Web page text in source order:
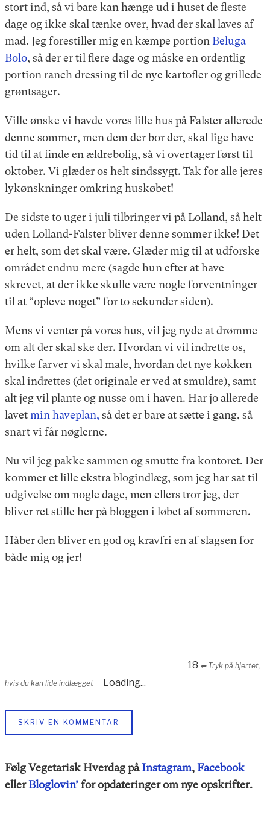
stort ind, så vi bare kan hænge ud i huset de fleste
dage og ikke skal tænke over, hvad der skal laves af
mad. Jeg forestiller mig en kæmpe portion Beluga
Bolo, så der er til flere dage og måske en ordentlig
portion ranch dressing til de nye kartofler og grillede
grøntsager.
Ville ønske vi havde vores lille hus på Falster allerede
denne sommer, men dem der bor der, skal lige have
tid til at finde en ældrebolig, så vi overtager først til
oktober. Vi glæder os helt sindssygt. Tak for alle jeres
lykønskninger omkring huskøbet!
De sidste to uger i juli tilbringer vi på Lolland, så helt
uden Lolland-Falster bliver denne sommer ikke! Det
er helt, som det skal være. Glæder mig til at udforske
området endnu mere (sagde hun efter at have
skrevet, at der ikke skulle være nogle forventninger
til at “opleve noget” for to sekunder siden).
Mens vi venter på vores hus, vil jeg nyde at drømme
om alt der skal ske der. Hvordan vi vil indrette os,
hvilke farver vi skal male, hvordan det nye køkken
skal indrettes (det originale er ved at smuldre), samt
alt jeg vil plante og nusse om i haven. Har jo allerede
lavetmin haveplan, så det er bare at sætte i gang, så
snart vi får nøglerne.
Nu vil jeg pakke sammen og smutte fra kontoret. Der
kommer et lille ekstra blogindlæg, som jeg har sat til
udgivelse om nogle dage, men ellers tror jeg, der
bliver ret stille her på bloggen i løbet af sommeren.
Håber den bliver en god og kravfri en af slagsen for
både mig og jer!
18 ⬅︎ Tryk på hjertet,
hvis du kan lide indlægget
Loading...
SKRIV EN KOMMENTAR
Følg Vegetarisk Hverdag påInstagram,Facebook
ellerBloglovin’for opdateringer om nye opskrifter.